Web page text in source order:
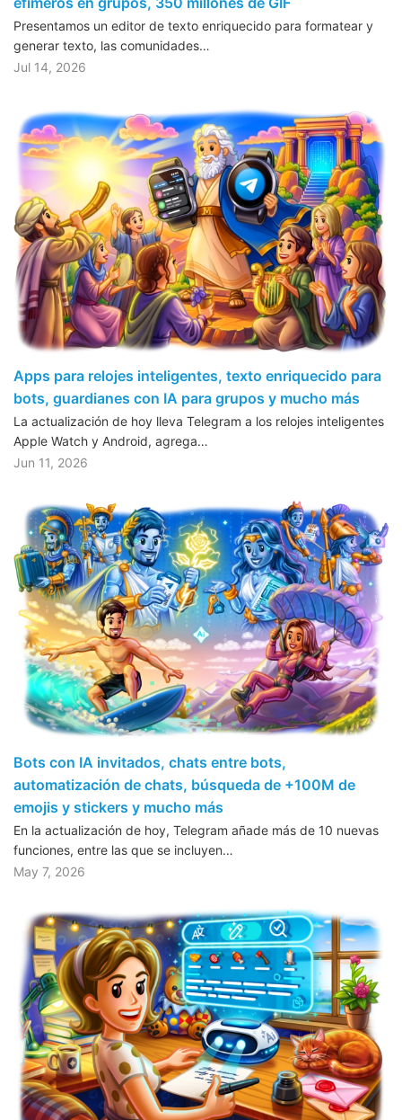
Presentamos un editor de texto enriquecido para formatear y
generar texto, las comunidades…
Jul 14, 2026
Apps para relojes inteligentes, texto enriquecido para
bots, guardianes con IA para grupos y mucho más
La actualización de hoy lleva Telegram a los relojes inteligentes
Apple Watch y Android, agrega…
Jun 11, 2026
Bots con IA invitados, chats entre bots,
automatización de chats, búsqueda de +100M de
emojis y stickers y mucho más
En la actualización de hoy, Telegram añade más de 10 nuevas
funciones, entre las que se incluyen…
May 7, 2026